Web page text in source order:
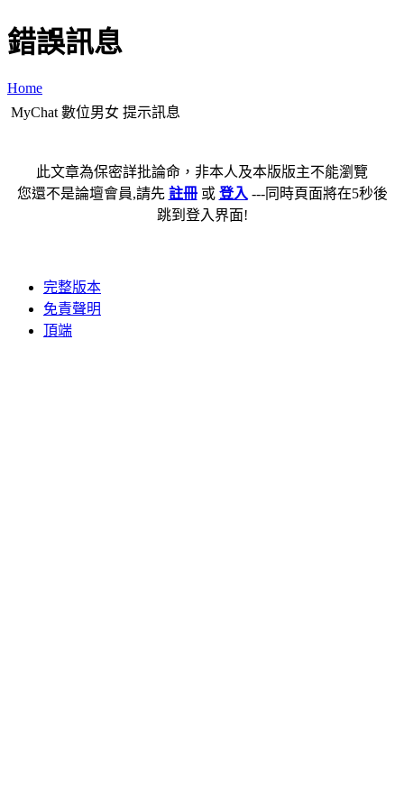
錯誤訊息
Home
MyChat 數位男女 提示訊息
此文章為保密詳批論命，非本人及本版版主不能瀏覽
您還不是論壇會員,請先 註冊或 登入 ---同時頁面將在5秒後
跳到登入界面!
完整版本
免責聲明
頂端